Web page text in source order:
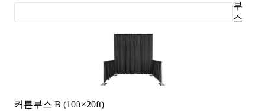
부
스
커튼부스 B (10ft×20ft)